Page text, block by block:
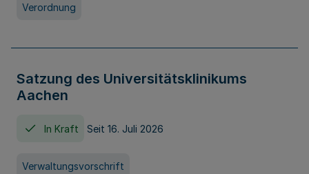
Verordnung
Satzung des Universitätsklinikums
Aachen
In Kraft Seit 16. Juli 2026
Verwaltungsvorschrift